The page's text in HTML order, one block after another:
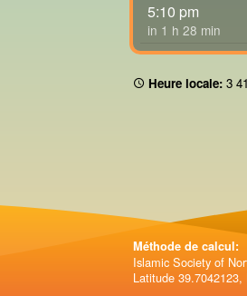
5:10 pm
in 1 h 28 min
Heure locale: 3
Méthode de calcul:
Islamic Society of
Latitude